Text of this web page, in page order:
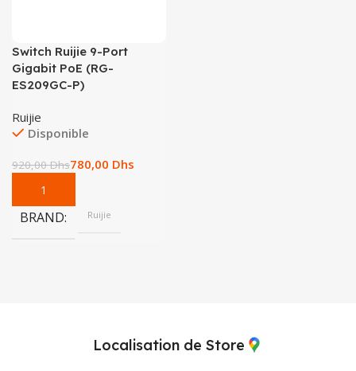
Switch Ruijie 9-Port
Gigabit PoE (RG-
ES209GC-P)
Ruijie
Disponible
920,00Dhs780,00 Dhs
BRAND Ruijie
Localisation de Store